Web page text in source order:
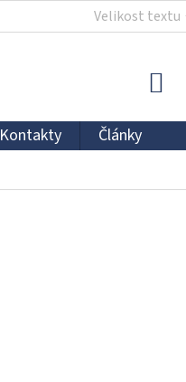
Velikost textu
Kontakty Články